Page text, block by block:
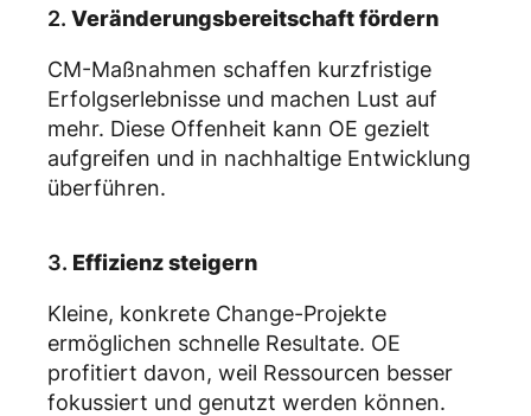
2. Veränderungsbereitschaft fördern
CM-Maßnahmen schaffen kurzfristige
Erfolgserlebnisse und machen Lust auf
mehr. Diese Offenheit kann OE gezielt
aufgreifen und in nachhaltige Entwicklung
überführen.
3. Effizienz steigern
Kleine, konkrete Change-Projekte
ermöglichen schnelle Resultate. OE
profitiert davon, weil Ressourcen besser
fokussiert und genutzt werden können.